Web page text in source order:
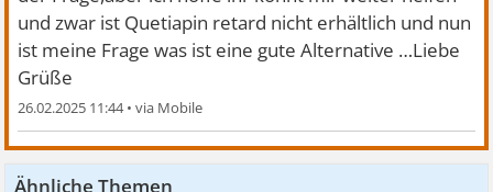
und zwar ist Quetiapin retard nicht erhältlich und nun
ist meine Frage was ist eine gute Alternative …Liebe
Grüße
26.02.2025 11:44•
Ähnliche Themen